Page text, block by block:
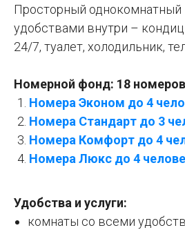
Просторный
удобствами внутри –
24/7, туалет, холодильник,
Номерной фонд: 18 номеров
Номера Эконом до 4
Номера Стандарт до 3
Номера Комфорт до 4
Номера Люкс до 4
Удобства и услуги:
комнаты со всеми